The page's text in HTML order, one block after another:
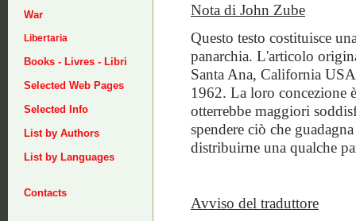
War
Libertaria
Books - Livres - Libri
Selected Web Pages
Selected Info
List by Authors
List by Languages
Contacts
Nota di John Zube
Questo testo costituisce
panarchia. L'articolo
Santa Ana, California
1962. La loro concezione
otterrebbe maggiori
spendere ciò che
distribuirne una qualche
Avviso del traduttore